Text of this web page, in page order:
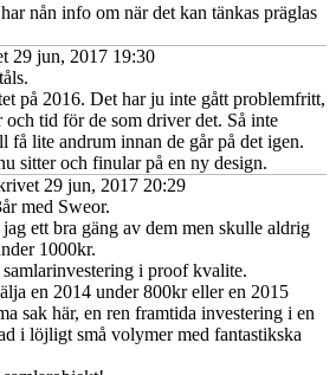
nån info om när det kan tänkas präglas
29 jun, 2017 19:30
på 2016. Det har ju inte gått problemfritt,
och tid för de som driver det. Så inte
få lite andrum innan de går på det igen.
sitter och finular på en ny design.
29 jun, 2017 20:29
med Sweor.
ett bra gäng av dem men skulle aldrig
1000kr.
samlarinvestering i proof kvalite.
en 2014 under 800kr eller en 2015
sak här, en ren framtida investering i en
i löjligt små volymer med fantastikska